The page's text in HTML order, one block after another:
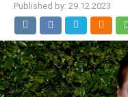
Published by: 29.12.2023